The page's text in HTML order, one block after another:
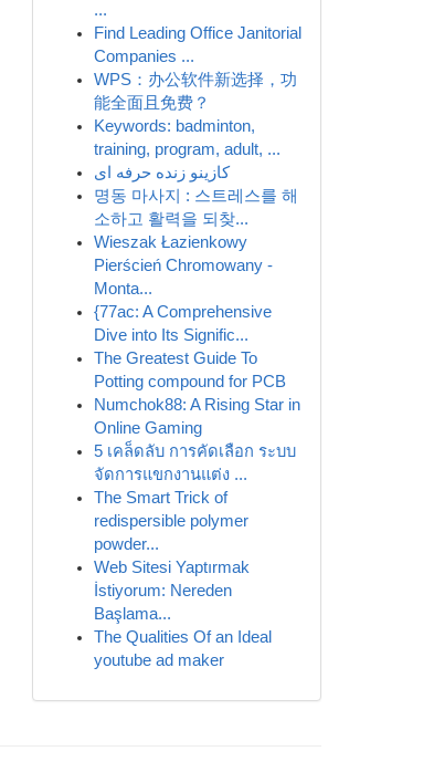
...
Find Leading Office Janitorial
Companies ...
WPS：办公软件新选择，功
能全面且免费？
Keywords: badminton,
training, program, adult, ...
کازینو زنده حرفه ای
명동 마사지 : 스트레스를 해
소하고 활력을 되찾...
Wieszak Łazienkowy
Pierścień Chromowany -
Monta...
{77ac: A Comprehensive
Dive into Its Signific...
The Greatest Guide To
Potting compound for PCB
Numchok88: A Rising Star in
Online Gaming
5 เคล็ดลับ การคัดเลือก ระบบ
จัดการแขกงานแต่ง ...
The Smart Trick of
redispersible polymer
powder...
Web Sitesi Yaptırmak
İstiyorum: Nereden
Başlama...
The Qualities Of an Ideal
youtube ad maker